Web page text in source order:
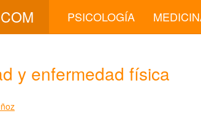
PSICOLOGÍA
y enfermedad física